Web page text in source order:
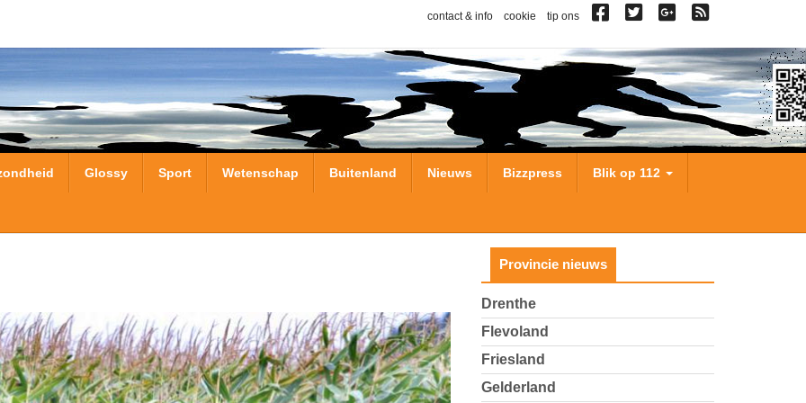
contact & info cookie tip ons
Glossy Sport Wetenschap Buitenland Nieuws Bizzpress Blik op 112
Provincie nieuws
Drenthe
Flevoland
Friesland
Gelderland